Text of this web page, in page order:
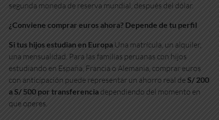
segunda moneda de reserva mundial, después del dólar.
¿Conviene comprar euros ahora? Depende de tu perfil
Si tus hijos estudian en Europa Una matrícula, un alquiler,
una mensualidad. Para las familias peruanas con hijos
estudiando en España, Francia o Alemania, comprar euros
con anticipación puede representar un ahorro real de S/ 200
a S/ 500 por transferencia dependiendo del momento en
que operes.